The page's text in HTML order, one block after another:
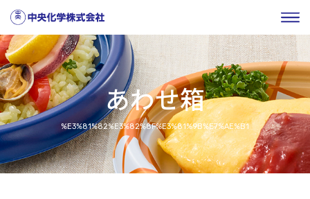
あわせ箱
%E3%81%82%E3%82%8F%E3%81%9B%E7%AE%B1